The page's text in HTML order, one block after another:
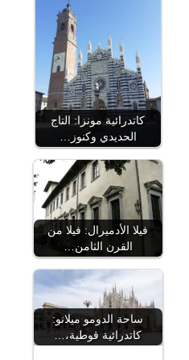
كاتدرائية مونزا: التاج
الحديدي وكنوز…
فيلا الأدميرال: فيلا من
القرن الثامن…
ساحة الدومو ميلانو:
كاتدرائية قوطية،…